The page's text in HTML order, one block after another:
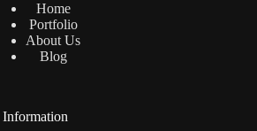
Home
Portfolio
About Us
Blog
Information